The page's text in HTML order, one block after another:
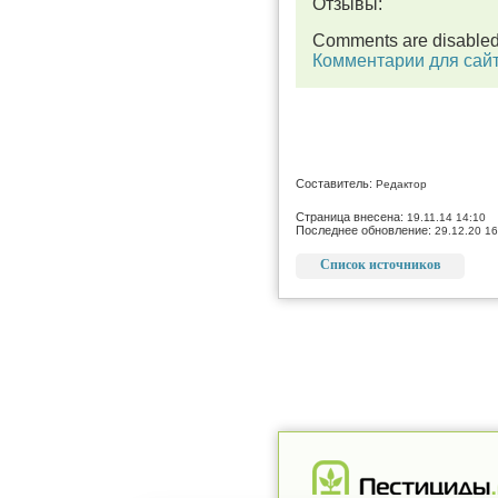
Отзывы:
Comments are disabled
Комментарии для
Составитель: Редактор
Страница внесена: 19.11.14 14:10
Последнее обновление: 29.12.20
Список источников